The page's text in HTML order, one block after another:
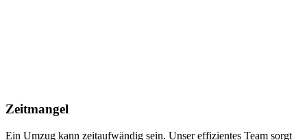
Zeitmangel
Ein Umzug kann zeitaufwändig sein. Unser effizientes Team sorgt